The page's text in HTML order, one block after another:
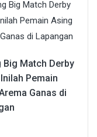
Big Match Derby
Pemain
Ganas di